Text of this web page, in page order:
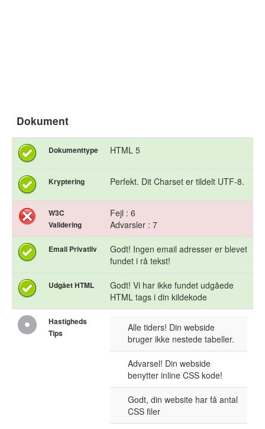
Dokument
Dokumenttype HTML 5
Kryptering Perfekt. Dit Charset er tildelt UTF-8.
W3C
Validering
Fejl : 6
Advarsler : 7
Email Privatliv
Godt! Ingen email adresser er blevet
fundet i rå tekst!
Udgået HTML
Godt! Vi har ikke fundet udgåede
HTML tags i din kildekode
Hastigheds
Tips
Alle tiders! Din webside
bruger ikke nestede tabeller.
Advarsel! Din webside
benytter inline CSS kode!
Godt, din website har få antal
CSS filer